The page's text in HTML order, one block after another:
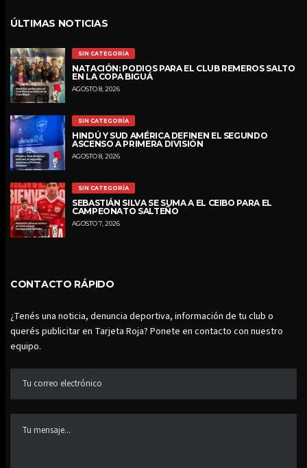
ÚLTIMAS NOTICIAS
SIN CATEGORÍA
NATACIÓN: PODIOS PARA EL CLUB REMEROS SALTO
EN LA COPA BIGUÁ
AGOSTO 8, 2026
SIN CATEGORÍA
HINDÚ Y SUD AMÉRICA DEFINEN EL SEGUNDO
ASCENSO A PRIMERA DIVISIÓN
AGOSTO 8, 2026
SIN CATEGORÍA
SEBASTIÁN SILVA SE SUMA A EL CEIBO PARA EL
CAMPEONATO SALTEÑO
AGOSTO 7, 2026
CONTACTO RÁPIDO
¿Tenés una noticia, denuncia deportiva, información de tu club o
querés publicitar en Tarjeta Roja? Ponete en contacto con nuestro
equipo.